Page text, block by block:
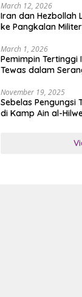
March 12, 2026
Iran dan Hezbollah
ke Pangkalan
March 1, 2026
Pemimpin Tertinggi
Tewas dalam
November 19, 2025
Sebelas Pengungsi
di Kamp Ain al-